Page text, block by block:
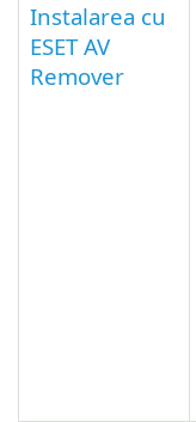
Instalarea cu
ESET AV
Remover